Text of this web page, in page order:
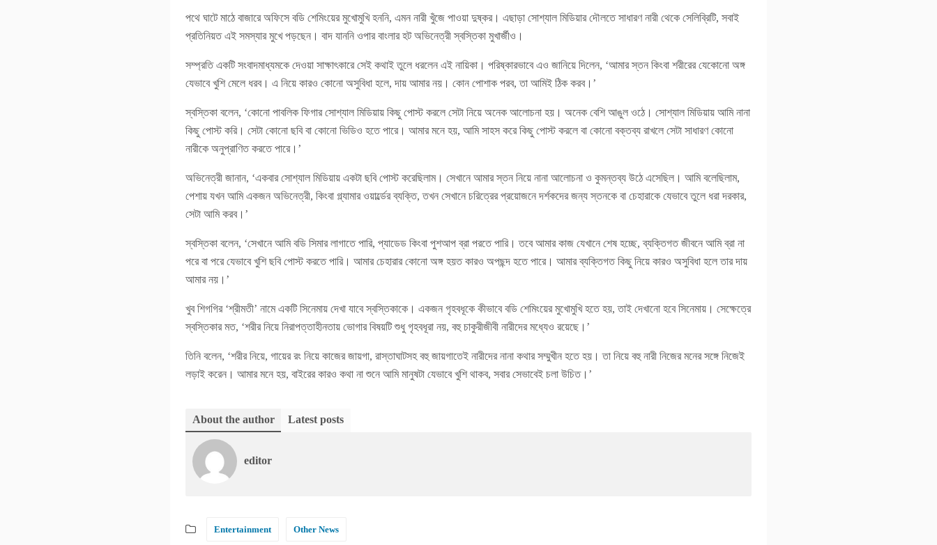
পথে ঘাটে মাঠে বাজারে অফিসে বডি শেমিংয়ের মুখোমুখি হননি, এমন নারী খুঁজে পাওয়া দুষ্কর। এছাড়া সোশ্যাল মিডিয়ার দৌলতে সাধারণ নারী থেকে সেলিব্রিটি, সবাই
প্রতিনিয়ত এই সমস্যার মুখে পড়ছেন। বাদ যাননি ওপার বাংলার হট অভিনেত্রী স্বস্তিকা মুখার্জীও।
সম্প্রতি একটি সংবাদমাধ্যমকে দেওয়া সাক্ষাৎকারে সেই কথাই তুলে ধরলেন এই নায়িকা। পরিষ্কারভাবে এও জানিয়ে দিলেন, ‘আমার স্তন কিংবা শরীরের যেকোনো অঙ্গ
যেভাবে খুশি মেলে ধরব। এ নিয়ে কারও কোনো অসুবিধা হলে, দায় আমার নয়। কোন পোশাক পরব, তা আমিই ঠিক করব।’
স্বস্তিকা বলেন, ‘কোনো পাবলিক ফিগার সোশ্যাল মিডিয়ায় কিছু পোস্ট করলে সেটা নিয়ে অনেক আলোচনা হয়। অনেক বেশি আঙুল ওঠে। সোশ্যাল মিডিয়ায় আমি নানা
কিছু পোস্ট করি। সেটা কোনো ছবি বা কোনো ভিডিও হতে পারে। আমার মনে হয়, আমি সাহস করে কিছু পোস্ট করলে বা কোনো বক্তব্য রাখলে সেটা সাধারণ কোনো
নারীকে অনুপ্রাণিত করতে পারে।’
অভিনেত্রী জানান, ‘একবার সোশ্যাল মিডিয়ায় একটা ছবি পোস্ট করেছিলাম। সেখানে আমার স্তন নিয়ে নানা আলোচনা ও কুমন্তব্য উঠে এসেছিল। আমি বলেছিলাম,
পেশায় যখন আমি একজন অভিনেত্রী, কিংবা গ্ল্যামার ওয়ার্ল্ডের ব্যক্তি, তখন সেখানে চরিত্রের প্রয়োজনে দর্শকদের জন্য স্তনকে বা চেহারাকে যেভাবে তুলে ধরা দরকার,
সেটা আমি করব।’
স্বস্তিকা বলেন, ‘সেখানে আমি বডি সিমার লাগাতে পারি, প্যাডেড কিংবা পুশআপ ব্রা পরতে পারি। তবে আমার কাজ যেখানে শেষ হচ্ছে, ব্যক্তিগত জীবনে আমি ব্রা না
পরে বা পরে যেভাবে খুশি ছবি পোস্ট করতে পারি। আমার চেহারার কোনো অঙ্গ হয়ত কারও অপছন্দ হতে পারে। আমার ব্যক্তিগত কিছু নিয়ে কারও অসুবিধা হলে তার দায়
আমার নয়।’
খুব শিগগির ‘শ্রীমতী’ নামে একটি সিনেমায় দেখা যাবে স্বস্তিকাকে। একজন গৃহবধূকে কীভাবে বডি শেমিংয়ের মুখোমুখি হতে হয়, তাই দেখানো হবে সিনেমায়। সেক্ষেত্রে
স্বস্তিকার মত, ‘শরীর নিয়ে নিরাপত্তাহীনতায় ভোগার বিষয়টি শুধু গৃহবধূরা নয়, বহু চাকুরীজীবী নারীদের মধ্যেও রয়েছে।’
তিনি বলেন, ‘শরীর নিয়ে, গায়ের রং নিয়ে কাজের জায়গা, রাস্তাঘাটসহ বহু জায়গাতেই নারীদের নানা কথার সম্মুখীন হতে হয়। তা নিয়ে বহু নারী নিজের মনের সঙ্গে নিজেই
লড়াই করেন। আমার মনে হয়, বাইরের কারও কথা না শুনে আমি মানুষটা যেভাবে খুশি থাকব, সবার সেভাবেই চলা উচিত।’
About the author Latest posts
editor
Entertainment Other News